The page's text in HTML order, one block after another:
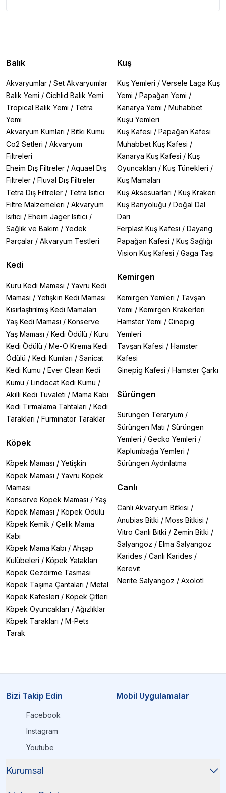
Balık
Akvaryumlar / Set Akvaryumlar
Balık Yemi / Cichlid Balık Yemi
Tropical Balık Yemi / Tetra
Yemi
Akvaryum Kumları / Bitki Kumu
Co2 Setleri / Akvaryum
Filtreleri
Eheim Dış Filtreler / Aquael Dış
Filtreler / Fluval Dış Filtreler
Tetra Dış Filtreler / Tetra Isıtıcı
Filtre Malzemeleri / Akvaryum
Isıtıcı / Eheim Jager Isıtıcı /
Sağlık ve Bakım / Yedek
Parçalar / Akvaryum Testleri
Kedi
Kuru Kedi Maması / Yavru Kedi
Maması / Yetişkin Kedi Maması
Kısırlaştırılmış Kedi Mamaları
Yaş Kedi Maması / Konserve
Yaş Maması / Kedi Ödülü / Kuru
Kedi Ödülü / Me-O Krema Kedi
Ödülü / Kedi Kumları / Sanicat
Kedi Kumu / Ever Clean Kedi
Kumu / Lindocat Kedi Kumu /
Akıllı Kedi Tuvaleti / Mama Kabı
Kedi Tırmalama Tahtaları / Kedi
Tarakları / Furminator Taraklar
Köpek
Köpek Maması / Yetişkin
Köpek Maması / Yavru Köpek
Maması
Konserve Köpek Maması / Yaş
Köpek Maması / Köpek Ödülü
Köpek Kemik / Çelik Mama
Kabı
Köpek Mama Kabı / Ahşap
Kulübeleri / Köpek Yatakları
Köpek Gezdirme Tasması
Köpek Taşıma Çantaları / Metal
Köpek Kafesleri / Köpek Çitleri
Köpek Oyuncakları / Ağızlıklar
Köpek Tarakları / M-Pets
Tarak
Kuş
Kuş Yemleri / Versele Laga Kuş
Yemi / Papağan Yemi /
Kanarya Yemi / Muhabbet
Kuşu Yemleri
Kuş Kafesi / Papağan Kafesi
Muhabbet Kuş Kafesi /
Kanarya Kuş Kafesi / Kuş
Oyuncakları / Kuş Tünekleri /
Kuş Mamaları
Kuş Aksesuarları / Kuş Krakeri
Kuş Banyoluğu / Doğal Dal
Darı
Ferplast Kuş Kafesi / Dayang
Papağan Kafesi / Kuş Sağlığı
Vision Kuş Kafesi / Gaga Taşı
Kemirgen
Kemirgen Yemleri / Tavşan
Yemi / Kemirgen Krakerleri
Hamster Yemi / Ginepig
Yemleri
Tavşan Kafesi / Hamster
Kafesi
Ginepig Kafesi / Hamster Çarkı
Sürüngen
Sürüngen Teraryum /
Sürüngen Matı / Sürüngen
Yemleri / Gecko Yemleri /
Kaplumbağa Yemleri /
Sürüngen Aydınlatma
Canlı
Canlı Akvaryum Bitkisi /
Anubias Bitki / Moss Bitkisi /
Vitro Canlı Bitki / Zemin Bitki /
Salyangoz / Elma Salyangoz
Karides / Canlı Karides /
Kerevit
Nerite Salyangoz / Axolotl
Bizi Takip Edin
Facebook
Instagram
Youtube
Mobil Uygulamalar
Kurumsal